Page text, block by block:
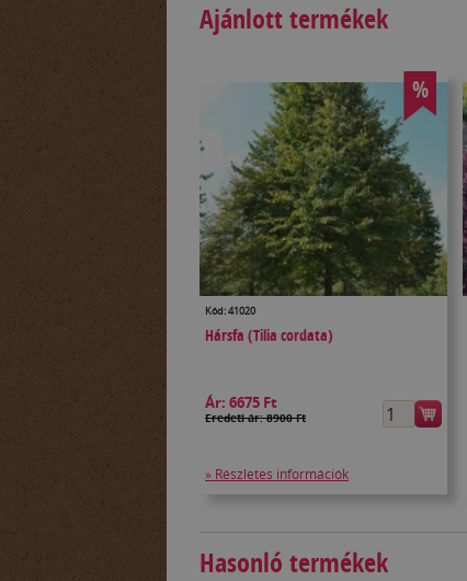
Ajánlott termékek
%
Kód: 41020
Hársfa (Tilia cordata)
Ár: 6675 Ft
Eredeti ár: 8900 Ft
» Részletes információk
Hasonló termékek